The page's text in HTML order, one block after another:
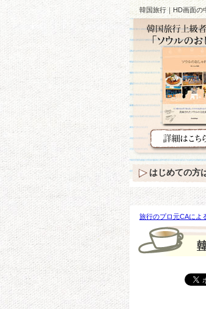
韓国旅行｜HD画面
旅行のプロ元CAによ
ように★4つの粘膜の
はじめての方